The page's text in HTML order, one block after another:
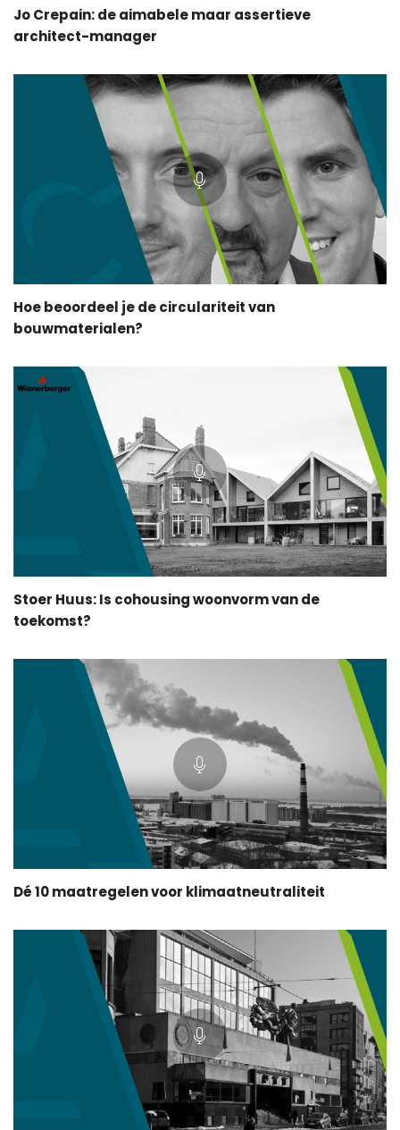
Jo Crepain: de aimabele maar assertieve
architect-manager
Hoe beoordeel je de circulariteit van
bouwmaterialen?
Stoer Huus: Is cohousing woonvorm van de
toekomst?
Dé 10 maatregelen voor klimaatneutraliteit